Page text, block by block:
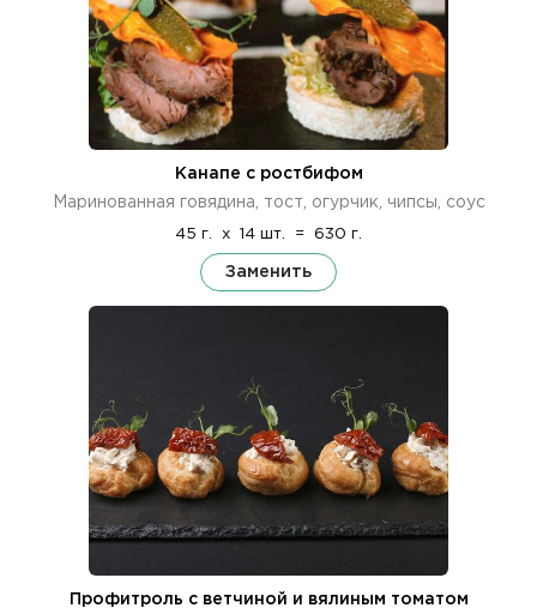
Канапе с ростбифом
Маринованная говядина, тост, огурчик, чипсы, соус
45 г. x 14 шт. = 630 г.
Заменить
Профитроль с ветчиной и вялиным томатом